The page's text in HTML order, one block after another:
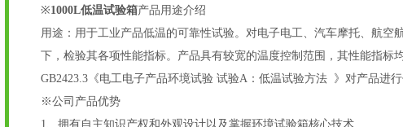
※1000L低温试验箱产品用途介绍
用途： 用于工业产品低温的可靠性试验。对电子电工、汽车摩托、航
下，检验其各项性能指标。产品具有较宽的温度控制范围，其性能指标
GB2423.3《电工电子产品环境试验 试验A：低温试验方法 》对产品进行
※公司产品优势
1、拥有自主知识产权和外观设计以及掌握环境试验箱核心技术